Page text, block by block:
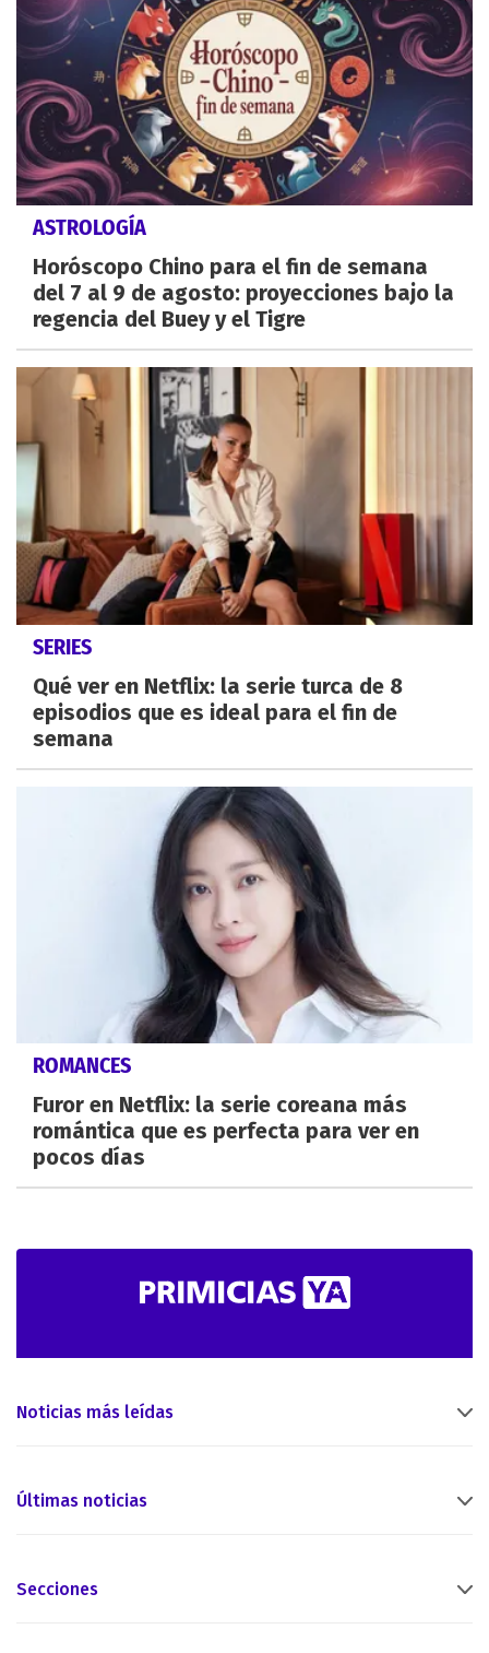
ASTROLOGÍA
Horóscopo Chino para el fin de semana
del 7 al 9 de agosto: proyecciones bajo la
regencia del Buey y el Tigre
SERIES
Qué ver en Netflix: la serie turca de 8
episodios que es ideal para el fin de
semana
ROMANCES
Furor en Netflix: la serie coreana más
romántica que es perfecta para ver en
pocos días
Noticias más leídas
Últimas noticias
Secciones